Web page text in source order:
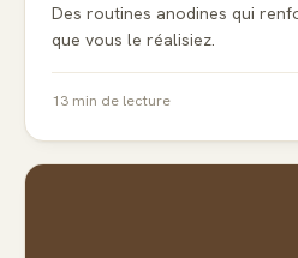
Des routines anodines qui
que vous le réalisiez.
13 min de lecture